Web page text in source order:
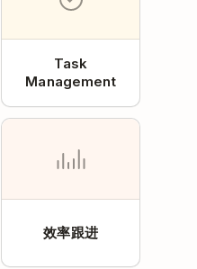
Task
Management
效率跟进